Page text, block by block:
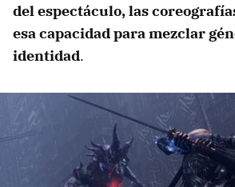
del espectáculo, las
esa capacidad para mezclar
identidad.